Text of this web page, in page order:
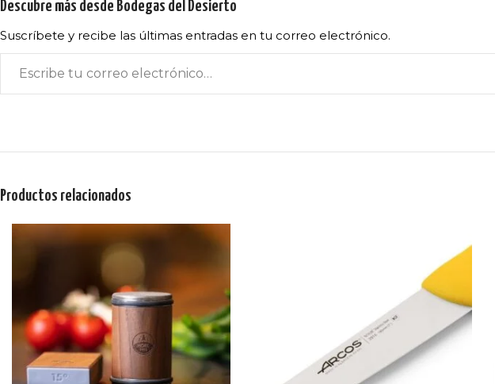
Descubre más desde Bodegas del Desierto
Suscríbete y recibe las últimas entradas en tu correo electrónico.
Productos relacionados